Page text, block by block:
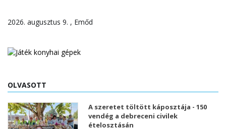
2026. augusztus 9. , Emőd
OLVASOTT
A szeretet töltött káposztája - 150
vendég a debreceni civilek
ételosztásán